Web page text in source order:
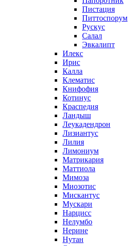
Пистация
Питтоспорум
Рускус
Салал
Эвкалипт
Илекс
Ирис
Калла
Клематис
Книфофия
Котинус
Краспедия
Ландыш
Леукадендрон
Лизиантус
Лилия
Лимониум
Матрикария
Маттиола
Мимоза
Миозотис
Мискантус
Мускари
Нарцисс
Нелумбо
Нерине
Нутан